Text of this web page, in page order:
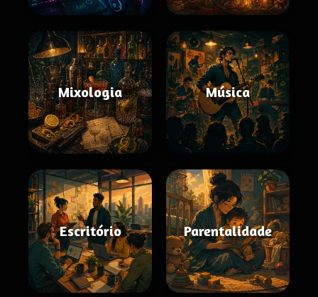
Mixologia Música
Escritório Parentalidade